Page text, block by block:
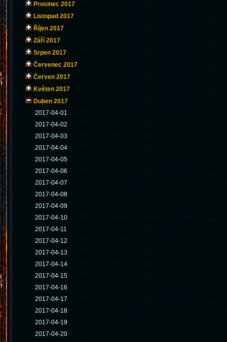
Prosinec 2017
Listopad 2017
Říjen 2017
Září 2017
Srpen 2017
Červenec 2017
Červen 2017
Květen 2017
Duben 2017
2017-04-01
2017-04-02
2017-04-03
2017-04-04
2017-04-05
2017-04-06
2017-04-07
2017-04-08
2017-04-09
2017-04-10
2017-04-11
2017-04-12
2017-04-13
2017-04-14
2017-04-15
2017-04-16
2017-04-17
2017-04-18
2017-04-19
2017-04-20